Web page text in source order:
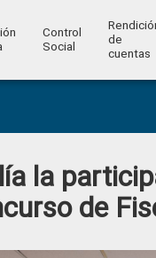
Control
Social
de
cuentas
la
de